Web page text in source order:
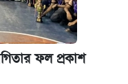
ফল প্রকাশ